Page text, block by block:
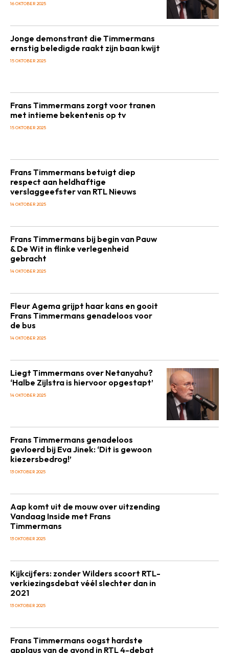
16 OKTOBER 2025
Jonge demonstrant die Timmermans
ernstig beledigde raakt zijn baan kwijt
15 OKTOBER 2025
Frans Timmermans zorgt voor tranen
met intieme bekentenis op tv
15 OKTOBER 2025
Frans Timmermans betuigt diep
respect aan heldhaftige
verslaggeefster van RTL Nieuws
14 OKTOBER 2025
Frans Timmermans bij begin van Pauw
& De Wit in flinke verlegenheid
gebracht
14 OKTOBER 2025
Fleur Agema grijpt haar kans en gooit
Frans Timmermans genadeloos voor
de bus
14 OKTOBER 2025
Liegt Timmermans over Netanyahu?
‘Halbe Zijlstra is hiervoor opgestapt’
14 OKTOBER 2025
Frans Timmermans genadeloos
gevloerd bij Eva Jinek: ‘Dit is gewoon
kiezersbedrog!’
13 OKTOBER 2025
Aap komt uit de mouw over uitzending
Vandaag Inside met Frans
Timmermans
13 OKTOBER 2025
Kijkcijfers: zonder Wilders scoort RTL-
verkiezingsdebat véél slechter dan in
2021
13 OKTOBER 2025
Frans Timmermans oogst hardste
applaus van de avond in RTL 4-debat